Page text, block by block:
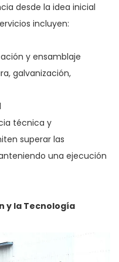
desde la idea inicial
incluyen:
y ensamblaje
galvanización,
técnica y
superar las
una ejecución
y la Tecnología